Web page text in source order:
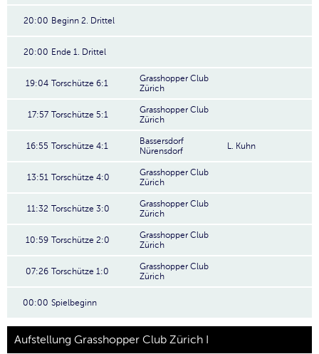
20:00 Beginn 2. Drittel
20:00 Ende 1. Drittel
19:04 Torschütze 6:1
Grasshopper Club
Zürich
17:57 Torschütze 5:1
Grasshopper Club
Zürich
16:55 Torschütze 4:1
Bassersdorf
Nürensdorf
L. Kuhn
13:51 Torschütze 4:0
Grasshopper Club
Zürich
11:32 Torschütze 3:0
Grasshopper Club
Zürich
10:59 Torschütze 2:0
Grasshopper Club
Zürich
07:26 Torschütze 1:0
Grasshopper Club
Zürich
00:00 Spielbeginn
Aufstellung Grasshopper Club Zürich I